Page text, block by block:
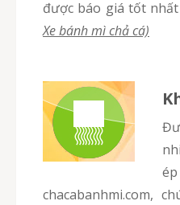
được báo giá tốt
Xe bánh mì chả cá)
Được rất nhiều người tín
chacabanhmi.com,